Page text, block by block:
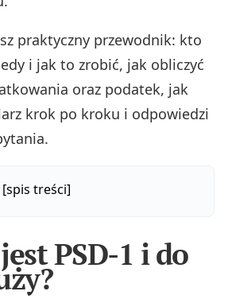
praktyczny przewodnik: kto
i jak to zrobić, jak obliczyć
oraz podatek, jak
krok po kroku i odpowiedzi
[spis treści]
PSD-1 i do